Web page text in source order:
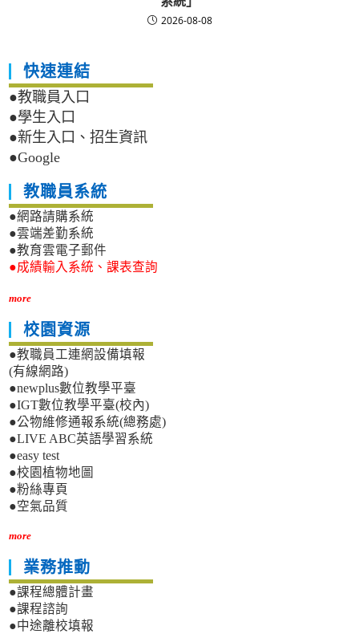
2026-08-08
快速連結
●教職員入口
●學生入口
●新生入口、招生資訊
●Google
教職員系統
●網路請購系統
●雲端差勤系統
●教育雲電子郵件
●成績輸入系統、課表查詢
more
校園資源
●教職員工連網設備填報
(有線網路)
●newplus數位教學平臺
●IGT數位教學平臺(校內)
●公物維修通報系統(總務處)
●LIVE ABC英語學習系統
●easy test
●校園植物地圖
●粉絲專頁
●空氣品質
more
業務推動
●課程總體計畫
●課程諮詢
●中途離校填報